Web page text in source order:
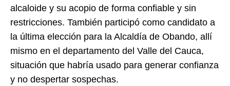
alcaloide y su acopio de forma confiable y sin
restricciones. También participó como candidato a
la última elección para la Alcaldía de Obando, allí
mismo en el departamento del Valle del Cauca,
situación que habría usado para generar confianza
y no despertar sospechas.